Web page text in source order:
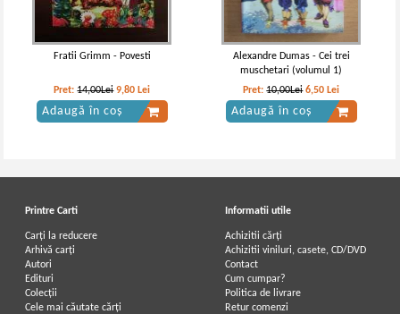
Pret:18,00Lei13,50Lei
Adaugă în coș
Pret:10,00Lei7,50Lei
Adaugă în coș
-25%
Rudyard Kipling - Cartea junglei
Pret:16,00Lei12,00
-30%
Rudyard Kipling - Cartea junglei
(1935)
IN STOC
Pret:12,00Lei
Fratii Grimm - Povesti
Pret:14,00Lei 9,80 Lei
Adaugă în coș
Alexandre Dumas - Cei trei
muschetari (volumul 1)
Pret:10,00Lei 6,50 Lei
Adaugă în coș
Printre Carti
Carți la reducere
Arhivă carți
Autori
Edituri
Colecții
Cele mai căutate cărți
Informatii utile
Achizitii cărți
Achizitii viniluri, casete, CD/DVD
Contact
Cum cumpar?
Politica de livrare
Retur comenzi